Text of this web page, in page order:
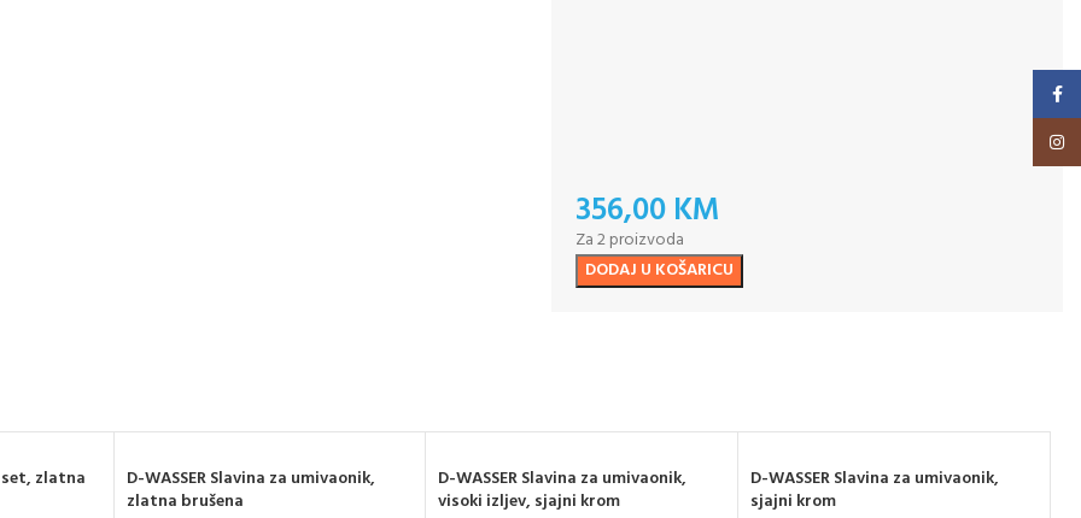
356,00KM
Za 2 proizvoda
DODAJ U KOŠARICU
set, zlatna
D-WASSER Slavina za umivaonik,
zlatna brušena
D-WASSER Slavina za umivaonik,
visoki izljev, sjajni krom
D-WASSER Slavina za umivaonik,
sjajni krom